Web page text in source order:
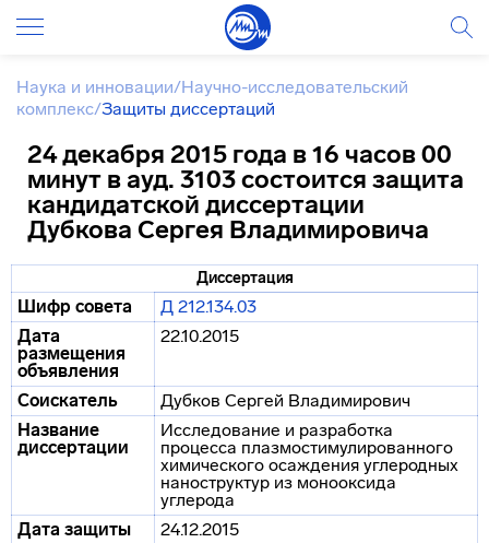
Наука и инновации/Научно-исследовательский
комплекс/Защиты диссертаций
24 декабря 2015 года в 16 часов 00
минут в ауд. 3103 состоится защита
кандидатской диссертации
Дубкова Сергея Владимировича
Диссертация
Шифр совета
Д 212.134.03
Дата
размещения
объявления
22.10.2015
Соискатель
Дубков Сергей Владимирович
Название
диссертации
Исследование и разработка
процесса плазмостимулированного
химического осаждения углеродных
наноструктур из монооксида
углерода
Дата защиты
24.12.2015